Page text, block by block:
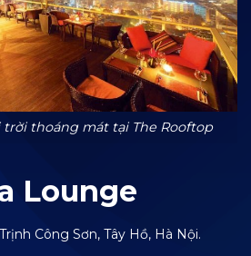
thoáng mát tại The Rooftop
Lounge
Công Sơn, Tây Hồ, Hà Nội.